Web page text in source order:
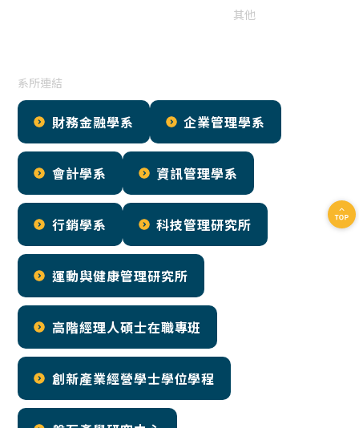
其他
系所連結
財務金融學系 企業管理學系
會計學系 資訊管理學系
行銷學系 科技管理研究所
運動與健康管理研究所
高階經理人碩士在職專班
創新產業經營學士學位學程